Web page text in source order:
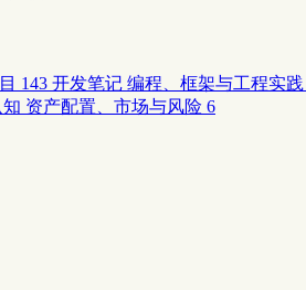
143 开发笔记 编程、框架与工程实践
资产配置、市场与风险 6